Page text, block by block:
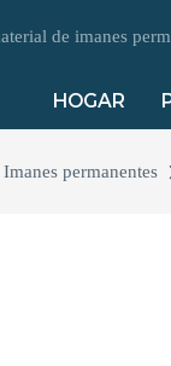
de imanes
HOGAR
Imanes permanentes